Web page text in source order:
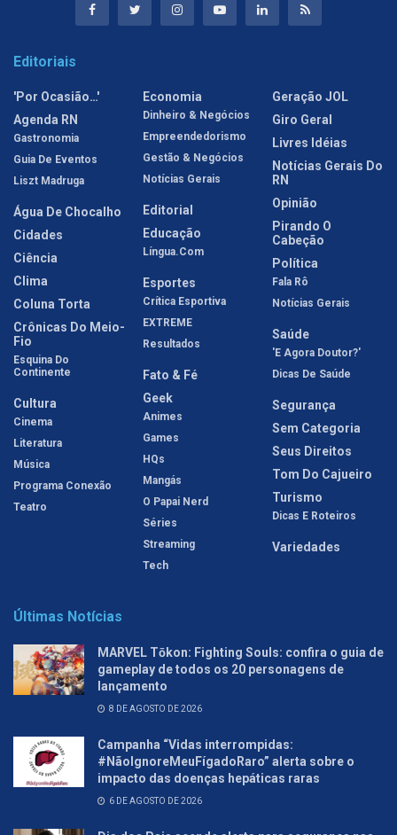
Editoriais
'Por Ocasião…'
Agenda RN
Gastronomia
Guia De Eventos
Liszt Madruga
Água De Chocalho
Cidades
Ciência
Clima
Coluna Torta
Crônicas Do Meio-
Fio
Esquina Do
Continente
Cultura
Cinema
Literatura
Música
Programa Conexão
Teatro
Economia
Dinheiro & Negócios
Empreendedorismo
Gestão & Negócios
Notícias Gerais
Editorial
Educação
Língua.com
Esportes
Crítica Esportiva
EXTREME
Resultados
Fato & Fé
Geek
Animes
Games
HQs
Mangás
O Papai Nerd
Séries
Streaming
Tech
Geração JOL
Giro Geral
Livres Idéias
Notícias Gerais Do
RN
Opinião
Pirando O
Cabeção
Política
Fala Rô
Notícias Gerais
Saúde
'E Agora Doutor?'
Dicas De Saúde
Segurança
Sem Categoria
Seus Direitos
Tom Do Cajueiro
Turismo
Dicas E Roteiros
Variedades
Últimas Notícias
MARVEL Tōkon: Fighting Souls: confira o guia de
gameplay de todos os 20 personagens de
lançamento
8 DE AGOSTO DE 2026
Campanha “Vidas interrompidas:
#NãoIgnoreMeuFígadoRaro” alerta sobre o
impacto das doenças hepáticas raras
6 DE AGOSTO DE 2026